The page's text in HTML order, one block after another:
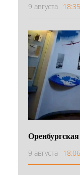
9 августа 18:35
9 августа 18:06